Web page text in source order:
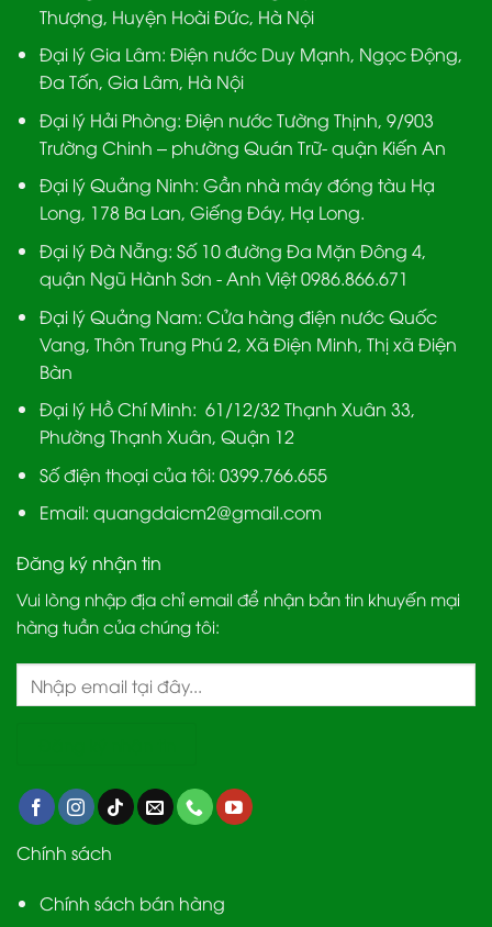
Thượng, Huyện Hoài Đức, Hà Nội
Đại lý Gia Lâm: Điện nước Duy Mạnh, Ngọc Động,
Đa Tốn, Gia Lâm, Hà Nội
Đại lý Hải Phòng: Điện nước Tường Thịnh, 9/903
Trường Chinh – phường Quán Trữ- quận Kiến An
Đại lý Quảng Ninh: Gần nhà máy đóng tàu Hạ
Long, 178 Ba Lan, Giếng Đáy, Hạ Long.
Đại lý Đà Nẵng: Số 10 đường Đa Mặn Đông 4,
quận Ngũ Hành Sơn - Anh Việt 0986.866.671
Đại lý Quảng Nam: Cửa hàng điện nước Quốc
Vang, Thôn Trung Phú 2, Xã Điện Minh, Thị xã Điện
Bàn
Đại lý Hồ Chí Minh: 61/12/32 Thạnh Xuân 33,
Phường Thạnh Xuân, Quận 12
Số điện thoại của tôi: 0399.766.655
Email: quangdaicm2@gmail.com
Đăng ký nhận tin
Vui lòng nhập địa chỉ email để nhận bản tin khuyến mại
hàng tuần của chúng tôi:
Chính sách
Chính sách bán hàng